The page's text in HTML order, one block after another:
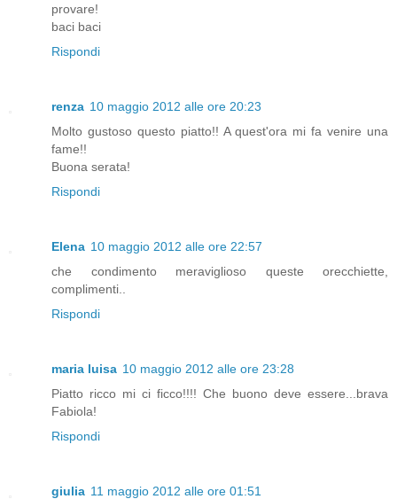
provare!
baci baci
Rispondi
renza 10 maggio 2012 alle ore 20:23
Molto gustoso questo piatto!! A quest'ora mi fa venire una
fame!!
Buona serata!
Rispondi
Elena 10 maggio 2012 alle ore 22:57
che condimento meraviglioso queste orecchiette,
complimenti..
Rispondi
maria luisa 10 maggio 2012 alle ore 23:28
Piatto ricco mi ci ficco!!!! Che buono deve essere...brava
Fabiola!
Rispondi
giulia 11 maggio 2012 alle ore 01:51